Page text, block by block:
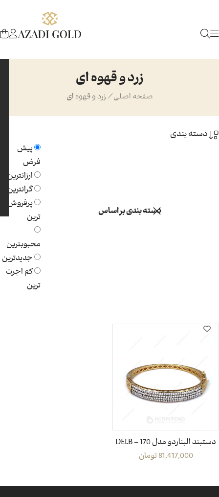
زرد و قهوه ای
صفحه اصلی / زرد و قهوه ای
دسته بندی
دسته بندی بر اساس
پیش
فرض
ارزانترین
گرانترین
پرفروش
ترین
محبوبترین
جدیدترین
کم اجرت
ترین
دستبند البناردو مدل DELB – 170
81,417,000تومان